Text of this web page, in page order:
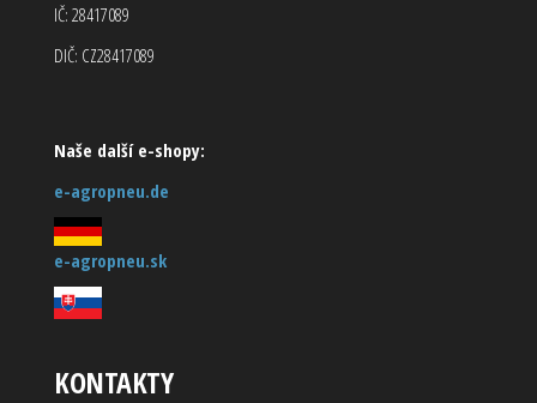
IČ: 28417089
DIČ: CZ28417089
Naše další e-shopy:
e-agropneu.de
e-agropneu.sk
KONTAKTY